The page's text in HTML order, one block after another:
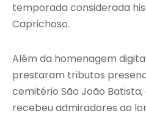
temporada considerada
Caprichoso.
Além da homenagem
prestaram tributos
cemitério São João
recebeu admiradores ao